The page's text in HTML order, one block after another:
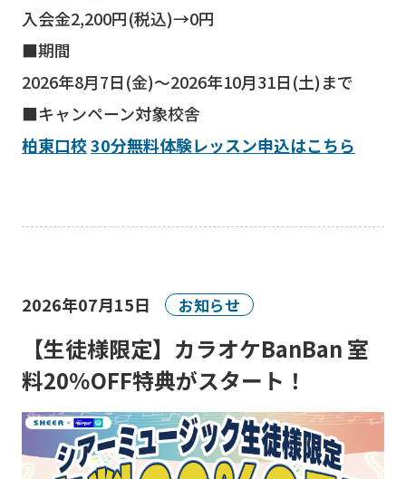
入会金2,200円(税込)→0円
■期間
2026年8月7日(金)～2026年10月31日(土)まで
■キャンペーン対象校舎
柏東口校30分無料体験レッスン申込はこちら
2026年07月15日 お知らせ
【生徒様限定】カラオケBanBan 室
料20％OFF特典がスタート！